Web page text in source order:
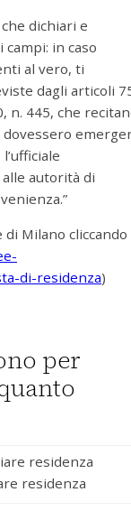
dichiari e
in caso
al vero, ti
dagli articoli
n. 445, che
dovessero
autorità di
Milano cliccando
di-residenza)
per
residenza